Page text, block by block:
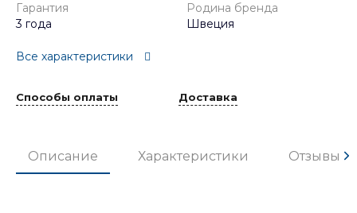
Гарантия
3 года
Родина бренда
Швеция
Все характеристики
Способы оплаты Доставка
Описание Характеристики Отзывы